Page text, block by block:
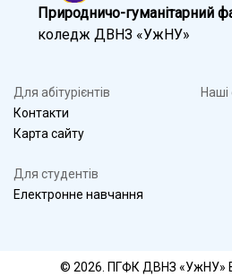
Природничо-гуманітарний
коледж ДВНЗ «УжНУ»
Для абітурієнтів
Контакти
Карта сайту
Наші
Для студентів
Електронне навчання
© 2026. ПГФК ДВНЗ «УжНУ»